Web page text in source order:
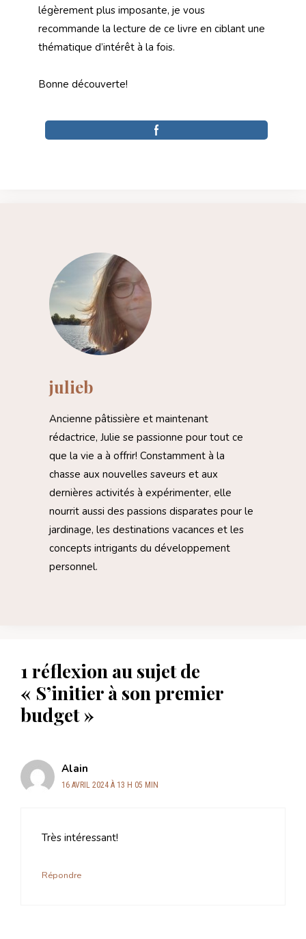
légèrement plus imposante, je vous
recommande la lecture de ce livre en ciblant une
thématique d’intérêt à la fois.
Bonne découverte!
julieb
Ancienne pâtissière et maintenant
rédactrice, Julie se passionne pour tout ce
que la vie a à offrir! Constamment à la
chasse aux nouvelles saveurs et aux
dernières activités à expérimenter, elle
nourrit aussi des passions disparates pour le
jardinage, les destinations vacances et les
concepts intrigants du développement
personnel.
1 réflexion au sujet de
« S’initier à son premier
budget »
Alain
16 AVRIL 2024 À 13 H 05 MIN
Très intéressant!
Répondre